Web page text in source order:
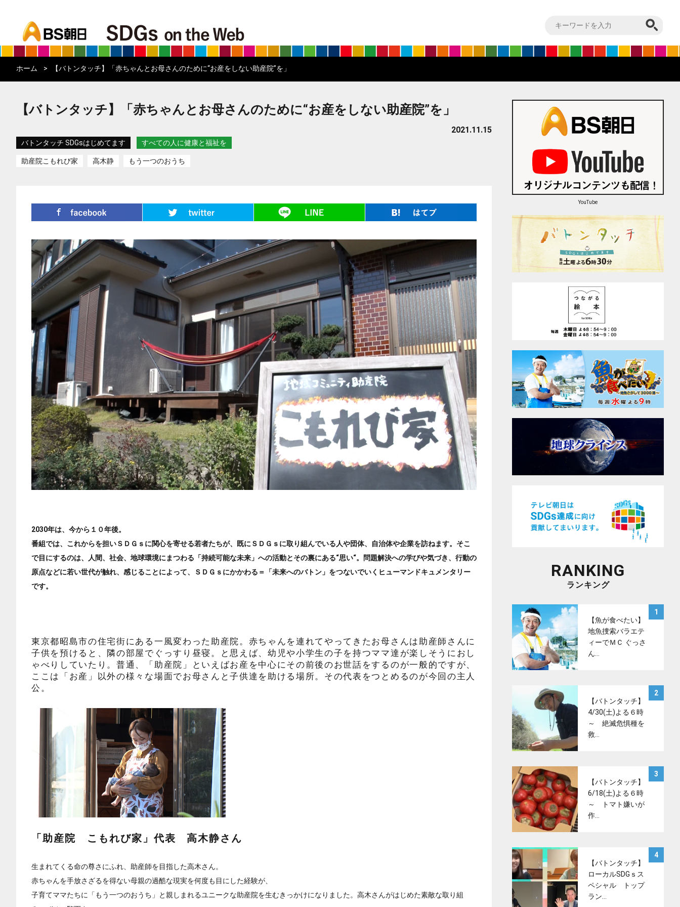
ホーム 【バトンタッチ】「赤ちゃんとお母さんのために“お産をしない助産院”を」
【バトンタッチ】「赤ちゃんとお母さんのために“お産をしない助産院”を」
2021.11.15
バトンタッチ SDGsはじめてます すべての人に健康と福祉を
助産院こもれび家 高木静 もう一つのおうち
ツイート
2030年は、今から１０年後。
番組では、これからを担いＳＤＧｓに関心を寄せる若者たちが、既にＳＤＧｓに取り組んでいる人や団体、自治体や企業を訪ねます。そこ
で目にするのは、人間、社会、地球環境にまつわる「持続可能な未来」への活動とその裏にある“思い“。問題解決への学びや気づき、行動の
原点などに若い世代が触れ、感じることによって、ＳＤＧｓにかかわる＝「未来へのバトン」をつないでいくヒューマンドキュメンタリー
です。
東京都昭島市の住宅街にある一風変わった助産院。赤ちゃんを連れてやってきたお母さんは助産師さんに
子供を預けると、隣の部屋でぐっすり昼寝。と思えば、幼児や小学生の子を持つママ達が楽しそうにおし
ゃべりしていたり。普通、「助産院」といえばお産を中心にその前後のお世話をするのが一般的ですが、
ここは「お産」以外の様々な場面でお母さんと子供達を助ける場所。その代表をつとめるのが今回の主人
公。
「助産院 こもれび家」代表 高木静さん
生まれてくる命の尊さにふれ、助産師を目指した高木さん。
赤ちゃんを手放さざるを得ない母親の過酷な現実を何度も目にした経験が、
子育てママたちに「もう一つのおうち」と親しまれるユニークな助産院を生むきっかけになりました。高木さんがはじめた素敵な取り組
YouTube
RANKING
ランキング
1
【魚が食べたい】
地魚捜索バラエテ
ィーでＭＣ ぐっさ
ん…
2
【バトンタッチ】
4/30(土)よる６時
～ 絶滅危惧種を
救…
3
【バトンタッチ】
6/18(土)よる６時
～ トマト嫌いが
作…
4
【バトンタッチ】
ローカルSDGｓス
ペシャル トップ
ラン…